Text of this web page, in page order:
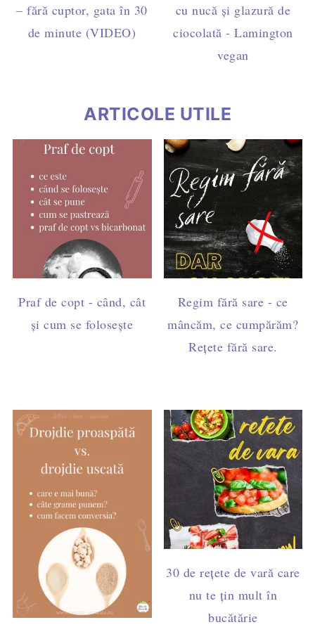
– fără cuptor, gata în 30
de minute (VIDEO)
cu nucă și glazură de
ciocolată - Lamington
vegan
ARTICOLE UTILE
Praf de copt - când, cât
și cum se folosește
Regim fără sare - ce
mâncăm, ce cumpărăm?
Rețete fără sare.
30 de rețete de vară care
nu te țin mult în
bucătărie